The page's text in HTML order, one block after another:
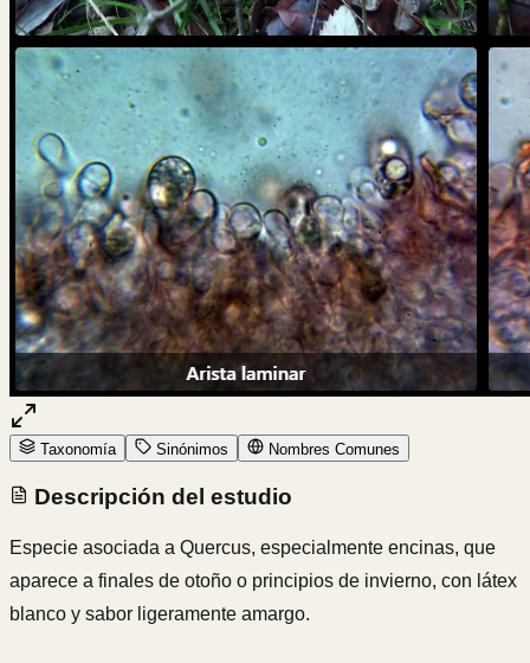
Taxonomía Sinónimos Nombres Comunes
Descripción del estudio
Especie asociada a Quercus, especialmente encinas, que
aparece a finales de otoño o principios de invierno, con látex
blanco y sabor ligeramente amargo.